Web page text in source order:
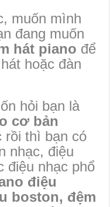
muốn mình
đang muốn
hát piano để
hoặc đàn
hỏi bạn là
cơ bản
thì bạn có
nhạc, điệu
điệu nhạc phổ
điệu
boston, đệm